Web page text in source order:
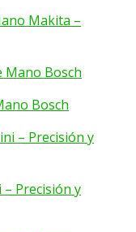
Makita –
Bosch
Precisión y